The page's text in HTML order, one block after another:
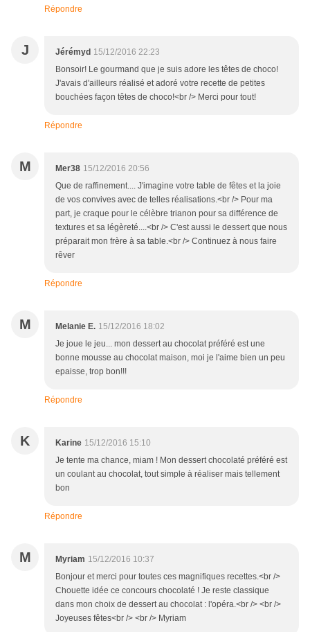
Répondre
J Jérémyd 15/12/2016 22:23
Bonsoir! Le gourmand que je suis adore les têtes de choco!
J'avais d'ailleurs réalisé et adoré votre recette de petites
bouchées façon têtes de choco!<br /> Merci pour tout!
Répondre
M Mer38 15/12/2016 20:56
Que de raffinement.... J'imagine votre table de fêtes et la joie
de vos convives avec de telles réalisations.<br /> Pour ma
part, je craque pour le célèbre trianon pour sa différence de
textures et sa légèreté....<br /> C'est aussi le dessert que nous
préparait mon frère à sa table.<br /> Continuez à nous faire
rêver
Répondre
M Melanie E. 15/12/2016 18:02
Je joue le jeu... mon dessert au chocolat préféré est une
bonne mousse au chocolat maison, moi je l'aime bien un peu
epaisse, trop bon!!!
Répondre
K Karine 15/12/2016 15:10
Je tente ma chance, miam ! Mon dessert chocolaté préféré est
un coulant au chocolat, tout simple à réaliser mais tellement
bon
Répondre
M Myriam 15/12/2016 10:37
Bonjour et merci pour toutes ces magnifiques recettes.<br />
Chouette idée ce concours chocolaté ! Je reste classique
dans mon choix de dessert au chocolat : l'opéra.<br /> <br />
Joyeuses fêtes<br /> <br /> Myriam